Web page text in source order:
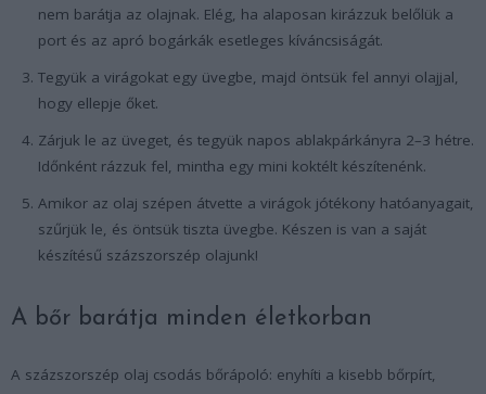
nem barátja az olajnak. Elég, ha alaposan kirázzuk belőlük a
port és az apró bogárkák esetleges kíváncsiságát.
Tegyük a virágokat egy üvegbe, majd öntsük fel annyi olajjal,
hogy ellepje őket.
Zárjuk le az üveget, és tegyük napos ablakpárkányra 2–3 hétre.
Időnként rázzuk fel, mintha egy mini koktélt készítenénk.
Amikor az olaj szépen átvette a virágok jótékony hatóanyagait,
szűrjük le, és öntsük tiszta üvegbe. Készen is van a saját
készítésű százszorszép olajunk!
A bőr barátja minden életkorban
A százszorszép olaj csodás bőrápoló: enyhíti a kisebb bőrpírt,